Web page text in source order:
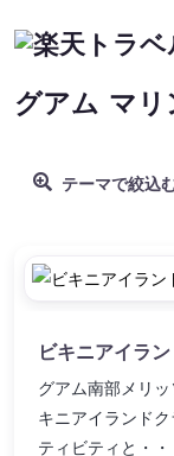
グアム マリ
テーマで絞込
ビキニアイラ
グアム南部メリ
キニアイランド
ティビティと・・